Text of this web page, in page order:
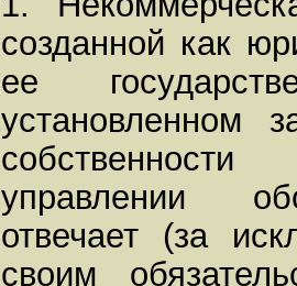
созданной как
ее
установленном
управлении
отвечает (за
своим